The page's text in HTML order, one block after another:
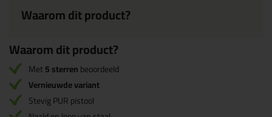
Waarom dit product?
Waarom dit product?
Met5 sterrenbeoordeeld
Vernieuwde variant
Stevig PUR pistool